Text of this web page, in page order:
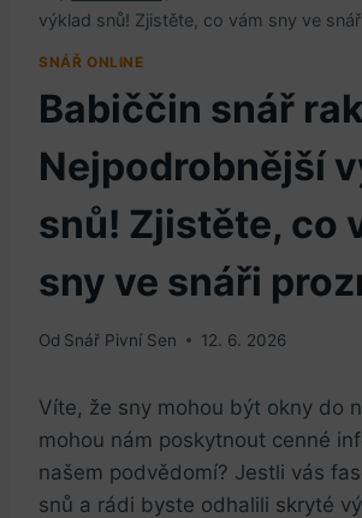
výklad snů! Zjistěte, co vám sny ve
SNÁŘ ONLINE
Babiččin snář
Nejpodrobnější
snů! Zjistěte, co
sny ve snáři
Od Snář Pivní Sen 12. 6. 2026
Víte, že sny mohou být okny do
mohou ​nám poskytnout cenné
našem podvědomí? Jestli⁢ vás
snů a⁤ rádi byste odhalili skryté​